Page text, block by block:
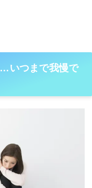
いつまで我慢で